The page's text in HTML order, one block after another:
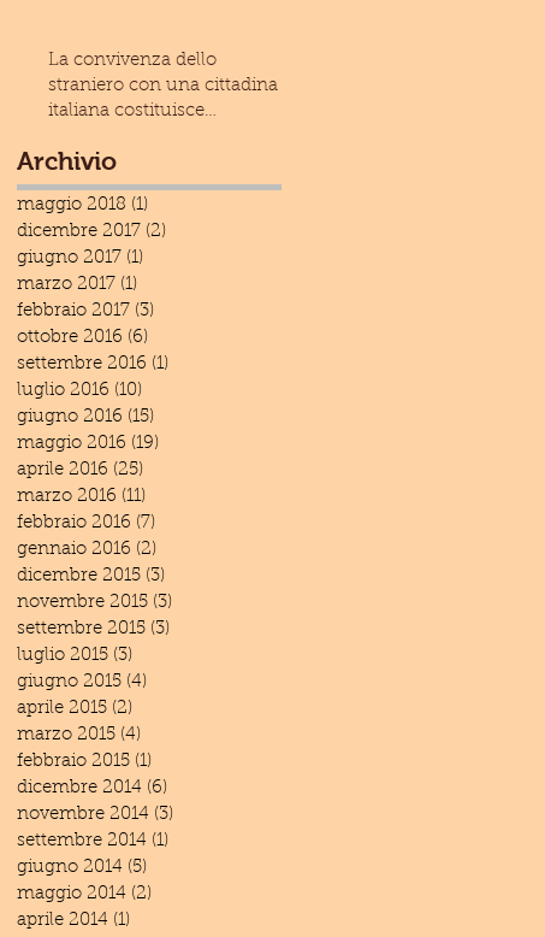
La convivenza dello
straniero con una cittadina
italiana costituisce
espuls
Archivio
maggio 2018 (1)
dicembre 2017 (2)
giugno 2017 (1)
marzo 2017 (1)
febbraio 2017 (3)
ottobre 2016 (6)
settembre 2016 (1)
luglio 2016 (10)
giugno 2016 (15)
maggio 2016 (19)
aprile 2016 (25)
marzo 2016 (11)
febbraio 2016 (7)
gennaio 2016 (2)
dicembre 2015 (3)
novembre 2015 (3)
settembre 2015 (3)
luglio 2015 (3)
giugno 2015 (4)
aprile 2015 (2)
marzo 2015 (4)
febbraio 2015 (1)
dicembre 2014 (6)
novembre 2014 (3)
settembre 2014 (1)
giugno 2014 (5)
maggio 2014 (2)
aprile 2014 (1)